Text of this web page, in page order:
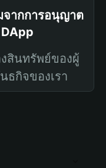
จากการอนุญาต
สินทรัพย์ของผู้
ธกิจของเรา